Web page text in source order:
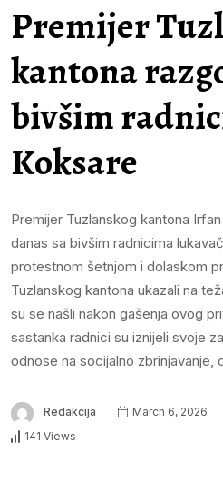
Premijer
kantona
bivšim
Koksare
Premijer Tuzlanskog kantona
danas sa bivšim radnicima
protestnom šetnjom i dolaskom
Tuzlanskog kantona ukazali na
su se našli nakon gašenja ovog
sastanka radnici su iznijeli svoje
odnose na socijalno zbrinjavanje,
Redakcija March 6, 2026
141 Views